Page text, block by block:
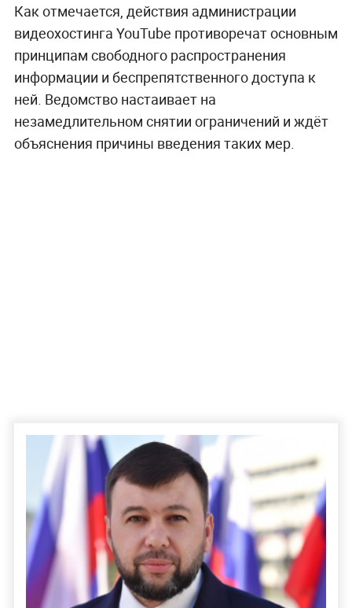
Как отмечается, действия администрации
видеохостинга YouTube противоречат основным
принципам свободного распространения
информации и беспрепятственного доступа к
ней. Ведомство настаивает на
незамедлительном снятии ограничений и ждёт
объяснения причины введения таких мер.